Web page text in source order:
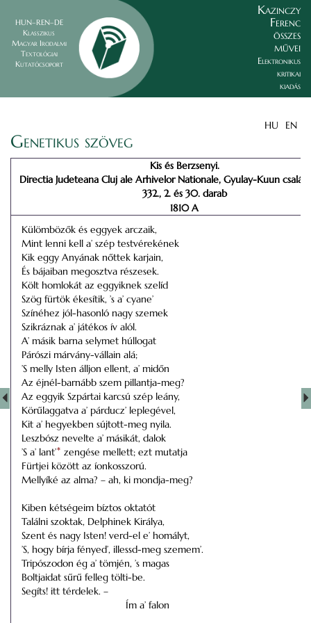
HUN–REN–DE
Klasszikus
Magyar Irodalmi
Textológiai
Kutatócsoport
Kazinczy
Ferenc
összes
művei
Elektronikus
kritikai
kiadás
HU EN
Genetikus szöveg
Kis és Berzsenyi.
Directia Judeteana Cluj ale Arhivelor Nationale, Gyulay-Kuun család
332., 2. és 30. darab
1810 A
Külömbözők és eggyek arczaik,
Mint lenni kell a’ szép testvérekének
Kik eggy Anyának nőttek karjain,
És bájaiban megosztva részesek.
Költ homlokát az eggyiknek szelíd
Szög fürtök ékesítik, ’s a’ cyane’
Színéhez jól-hasonló nagy szemek
Szikráznak a’ játékos ív alól.
A’ másik barna selymet húllogat
Párószi márvány-vállain alá;
’S melly Isten álljon ellent, a’ midőn
Az éjnél-barnább szem pillantja-meg?
Az eggyik Szpártai karcsú szép leány,
Körűlaggatva a’ párducz’ leplegével,
Kit a’ hegyekben sújtott-meg nyila.
Leszbósz nevelte a’ másikát, dalok
’S a’ lant’* zengése mellett; ezt mutatja
Fürtjei között az íonkosszorú.
Mellyíké az alma? – ah, ki mondja-meg?
Kiben kétségeim bíztos oktatót
Találni szoktak, Delphinek Királya,
Szent és nagy Isten! verd-el e’ homályt,
’S, hogy bírja fényed’, illessd-meg szemem’.
Tripószodon ég a’ tömjén, ’s magas
Boltjaidat sűrű felleg tölti-be.
Segíts! itt térdelek. –
Ím a’ falon